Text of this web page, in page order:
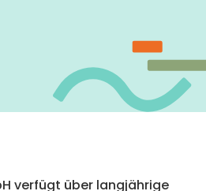
verfügt über langjährige